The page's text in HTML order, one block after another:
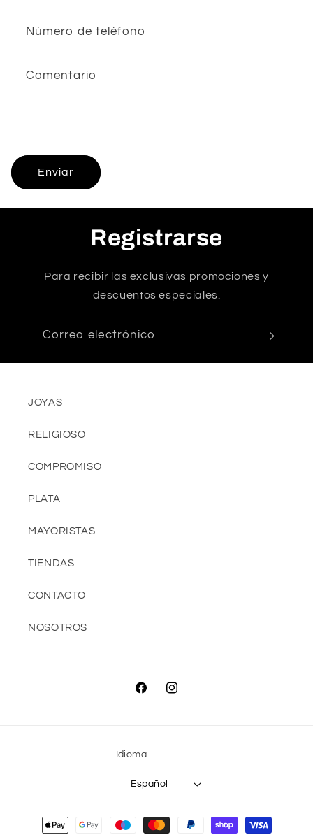
Número de teléfono
Comentario
Enviar
Registrarse
Para recibir las exclusivas promociones y
descuentos especiales.
Correo electrónico
JOYAS
RELIGIOSO
COMPROMISO
PLATA
MAYORISTAS
TIENDAS
CONTACTO
NOSOTROS
FacebookInstagram
Idioma
Español
Formas